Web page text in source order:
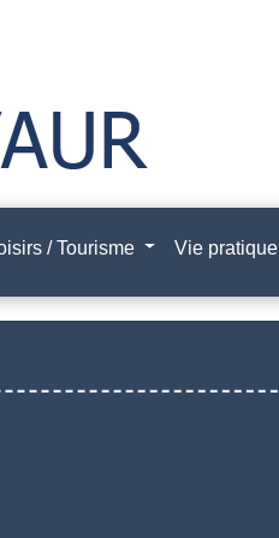
/ Tourisme Vie pratique